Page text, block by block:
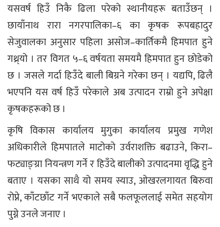
यसवर्ष हिउँ निकै ढिला परेको स्थानीयहरू बताउँछन् ।
छायाँनाथ रारा नगरपालिका–६ का कृषक रूपबहादुर
सेजुवालका अनुसार पहिला असोज–कार्तिकमै हिमपात हुने
गथ्र्यो । तर विगत ५–६ वर्षयता समयमै हिमपात हुन छोडेको
छ । जसले गर्दा हिउँदे बाली बिग्रने गरेका छन् । यद्यपि, ढिलै
भएपनि यस वर्ष हिउँ परेकाले अब उत्पादन राम्रो हुने अपेक्षा
कृषकहरूको छ ।
कृषि विकास कार्यालय मुगुका कार्यालय प्रमुख गणेश
अधिकारीले हिमपातले माटोको उर्वराशक्ति बढाउने, किरा–
फट्याङ्ग्रा नियन्त्रण गर्ने र हिउँदे बालीको उत्पादनमा वृद्धि हुने
बताए । यसका साथै यो समय स्याउ, ओखरलगायत बिरुवा
रोप्ने, काँटछाँट गर्ने भएकाले सबै फलफूललाई समेत सहयोग
पुग्ने उनले जनाए ।